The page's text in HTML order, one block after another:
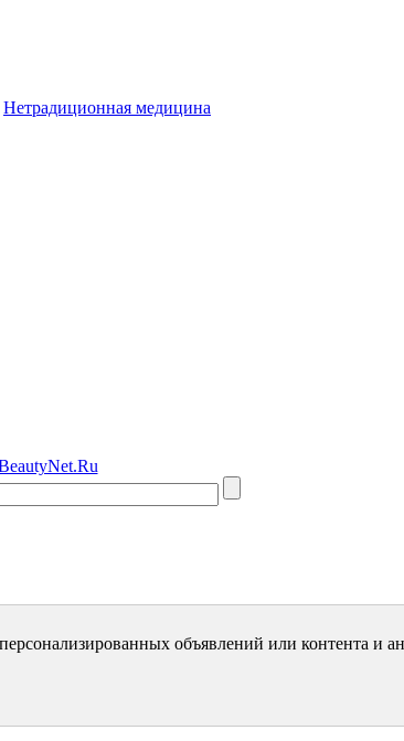
Нетрадиционная медицина
объявлений или контента и